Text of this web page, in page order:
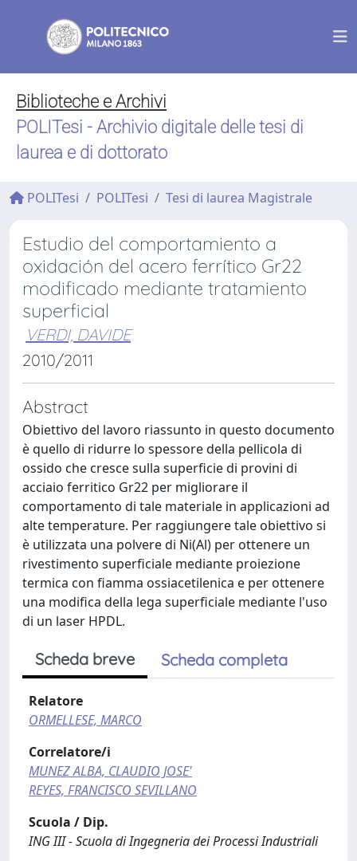
Biblioteche e Archivi
POLITesi - Archivio digitale delle tesi di
laurea e di dottorato
POLITesi POLITesi Tesi di laurea Magistrale
Estudio del comportamiento a
oxidación del acero ferrítico Gr22
modificado mediante tratamiento
superficial
VERDI, DAVIDE
2010/2011
Abstract
Obiettivo del lavoro riassunto in questo documento
è quello di ridurre lo spessore della pellicola di
ossido che cresce sulla superficie di provini di
acciaio ferritico Gr22 per migliorare il
comportamento di tale materiale in applicazioni ad
alte temperature. Per raggiungere tale obiettivo si
è utilizzata una polvere di Ni(Al) per ottenere un
rivestimento superficiale mediante proiezione
termica con fiamma ossiacetilenica e per ottenere
una modifica della lega superficiale mediante l'uso
di un laser HPDL.
Scheda breve Scheda completa
Relatore
ORMELLESE, MARCO
Correlatore/i
MUNEZ ALBA, CLAUDIO JOSE'
REYES, FRANCISCO SEVILLANO
Scuola / Dip.
ING III - Scuola di Ingegneria dei Processi Industriali